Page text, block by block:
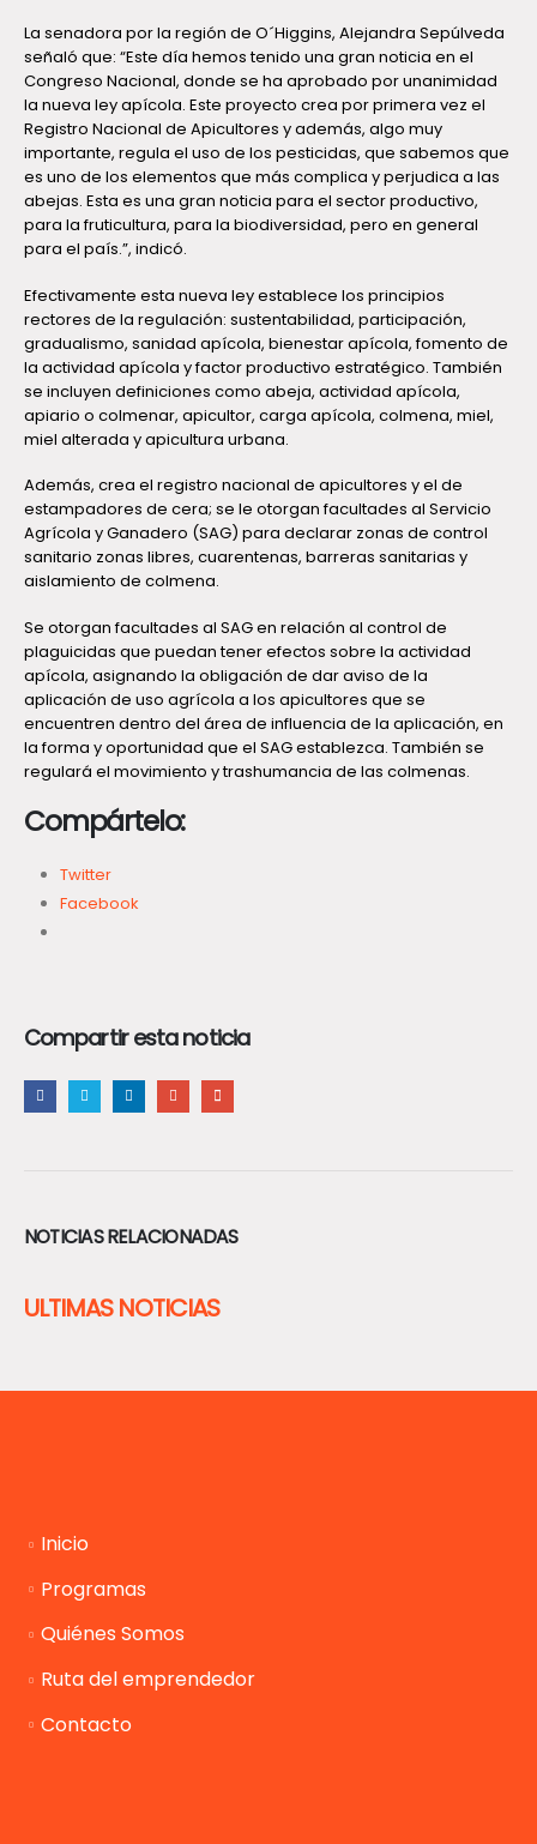
La senadora por la región de O´Higgins, Alejandra Sepúlveda
señaló que: “Este día hemos tenido una gran noticia en el
Congreso Nacional, donde se ha aprobado por unanimidad
la nueva ley apícola. Este proyecto crea por primera vez el
Registro Nacional de Apicultores y además, algo muy
importante, regula el uso de los pesticidas, que sabemos que
es uno de los elementos que más complica y perjudica a las
abejas. Esta es una gran noticia para el sector productivo,
para la fruticultura, para la biodiversidad, pero en general
para el país.”, indicó.
Efectivamente esta nueva ley establece los principios
rectores de la regulación: sustentabilidad, participación,
gradualismo, sanidad apícola, bienestar apícola, fomento de
la actividad apícola y factor productivo estratégico. También
se incluyen definiciones como abeja, actividad apícola,
apiario o colmenar, apicultor, carga apícola, colmena, miel,
miel alterada y apicultura urbana.
Además, crea el registro nacional de apicultores y el de
estampadores de cera; se le otorgan facultades al Servicio
Agrícola y Ganadero (SAG) para declarar zonas de control
sanitario zonas libres, cuarentenas, barreras sanitarias y
aislamiento de colmena.
Se otorgan facultades al SAG en relación al control de
plaguicidas que puedan tener efectos sobre la actividad
apícola, asignando la obligación de dar aviso de la
aplicación de uso agrícola a los apicultores que se
encuentren dentro del área de influencia de la aplicación, en
la forma y oportunidad que el SAG establezca. También se
regulará el movimiento y trashumancia de las colmenas.
Compártelo:
Twitter
Facebook
Compartir esta noticia
NOTICIAS RELACIONADAS
ULTIMAS NOTICIAS
Inicio
Programas
Quiénes Somos
Ruta del emprendedor
Contacto